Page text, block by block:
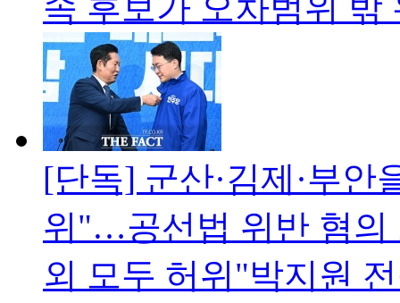
[단독] 군산·김제·부안
위"…공선법 위반 혐의
외 모두 허위"박지원